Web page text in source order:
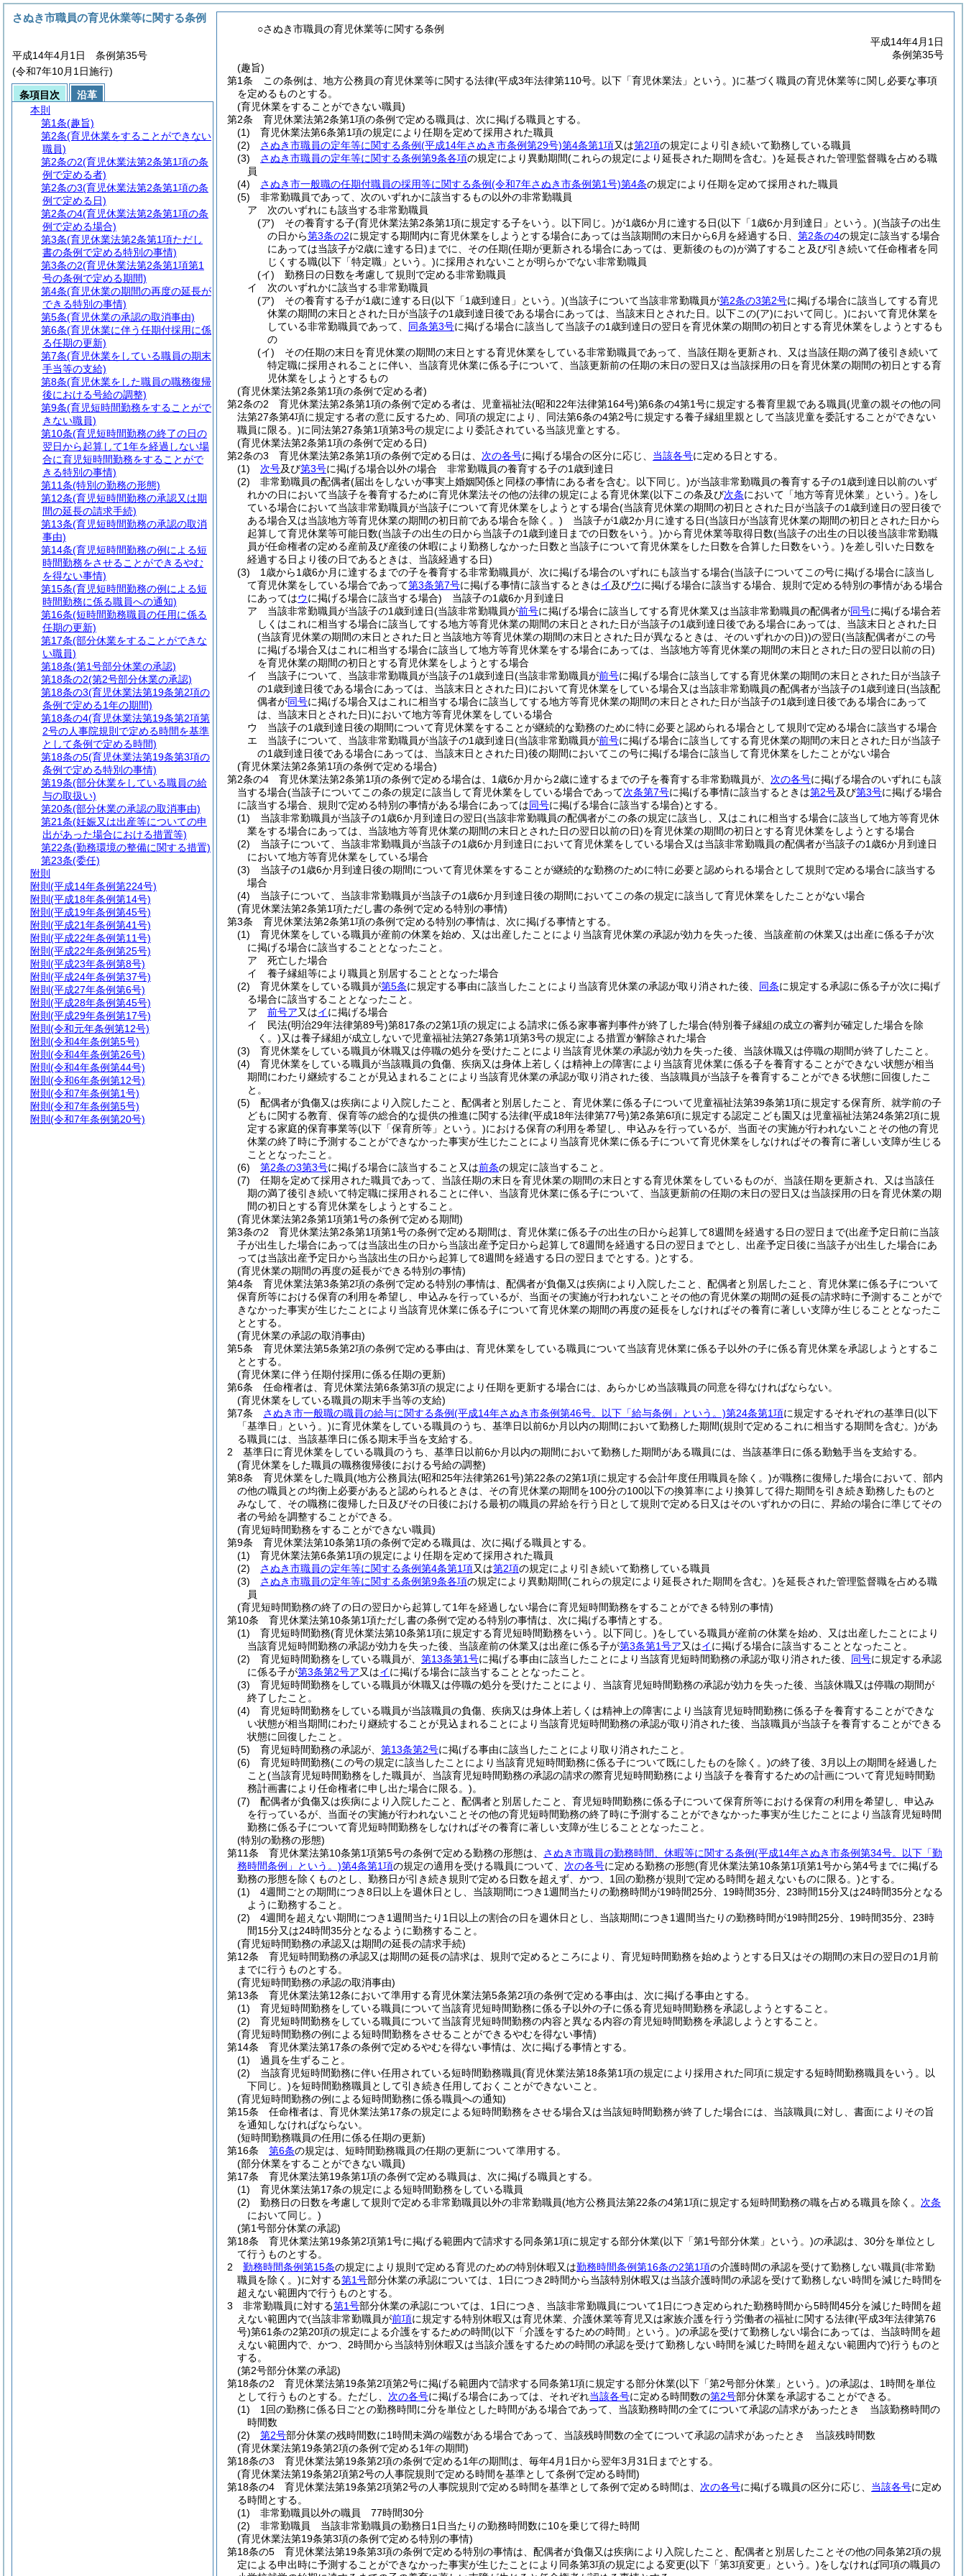
○さぬき市職員の育児休業等に関する条例
平成14年4月1日
条例第35号
(趣旨)
第1条
この条例は、地方公務員の育児休業等に関する法律(平成3年法律第110号。以下「育児休業法」という。)に基づく職員の育児休業等に関し必要な事項
を定めるものとする。
(育児休業をすることができない職員)
第2条
育児休業法第2条第1項の条例で定める職員は、次に掲げる職員とする。
(1)
育児休業法第6条第1項の規定により任期を定めて採用された職員
(2)
さぬき市職員の定年等に関する条例(平成14年さぬき市条例第29号)第4条第1項又は第2項の規定により引き続いて勤務している職員
(3)
さぬき市職員の定年等に関する条例第9条各項の規定により異動期間(これらの規定により延長された期間を含む。)を延長された管理監督職を占める職
員
(4)
さぬき市一般職の任期付職員の採用等に関する条例(令和7年さぬき市条例第1号)第4条の規定により任期を定めて採用された職員
(5)
非常勤職員であって、次のいずれかに該当するもの以外の非常勤職員
ア
次のいずれにも該当する非常勤職員
(ア)
その養育する子(育児休業法第2条第1項に規定する子をいう。以下同じ。)が1歳6か月に達する日(以下「1歳6か月到達日」という。)(当該子の出生
の日から第3条の2に規定する期間内に育児休業をしようとする場合にあっては当該期間の末日から6月を経過する日、第2条の4の規定に該当する場合
にあっては当該子が2歳に達する日) までに、その任期(任期が更新される場合にあっては、更新後のもの)が満了すること及び引き続いて任命権者を同
じくする職(以下「特定職」という。)に採用されないことが明らかでない非常勤職員
(イ)
勤務日の日数を考慮して規則で定める非常勤職員
イ
次のいずれかに該当する非常勤職員
(ア)
その養育する子が1歳に達する日(以下「1歳到達日」という。)(当該子について当該非常勤職員が第2条の3第2号に掲げる場合に該当してする育児
休業の期間の末日とされた日が当該子の1歳到達日後である場合にあっては、当該末日とされた日。以下この(ア)において同じ。)において育児休業を
している非常勤職員であって、 同条第3号に掲げる場合に該当して当該子の1歳到達日の翌日を育児休業の期間の初日とする育児休業をしようとするも
の
(イ)
その任期の末日を育児休業の期間の末日とする育児休業をしている非常勤職員であって、当該任期を更新され、又は当該任期の満了後引き続いて
特定職に採用されることに伴い、当該育児休業に係る子について、当該更新前の任期の末日の翌日又は当該採用の日を育児休業の期間の初日とする育
児休業をしようとするもの
(育児休業法第2条第1項の条例で定める者)
第2条の2
育児休業法第2条第1項の条例で定める者は、児童福祉法(昭和22年法律第164号)第6条の4第1号に規定する養育里親である職員(児童の親その他の同
法第27条第4項に規定する者の意に反するため、同項の規定により、同法第6条の4第2号に規定する養子縁組里親として当該児童を委託することができない
職員に限る。)に同法第27条第1項第3号の規定により委託されている当該児童とする。
(育児休業法第2条第1項の条例で定める日)
第2条の3
育児休業法第2条第1項の条例で定める日は、 次の各号に掲げる場合の区分に応じ、 当該各号に定める日とする。
(1)
次号及び第3号に掲げる場合以外の場合 非常勤職員の養育する子の1歳到達日
(2)
非常勤職員の配偶者(届出をしないが事実上婚姻関係と同様の事情にある者を含む。以下同じ。)が当該非常勤職員の養育する子の1歳到達日以前のいず
れかの日において当該子を養育するために育児休業法その他の法律の規定による育児休業(以下この条及び次条において「地方等育児休業」という。)をし
ている場合において当該非常勤職員が当該子について育児休業をしようとする場合(当該育児休業の期間の初日とされた日が当該子の1歳到達日の翌日後で
ある場合又は当該地方等育児休業の期間の初日前である場合を除く。) 当該子が1歳2か月に達する日(当該日が当該育児休業の期間の初日とされた日から
起算して育児休業等可能日数(当該子の出生の日から当該子の1歳到達日までの日数をいう。)から育児休業等取得日数(当該子の出生の日以後当該非常勤職
員が任命権者の定める産前及び産後の休暇により勤務しなかった日数と当該子について育児休業をした日数を合算した日数をいう。)を差し引いた日数を
経過する日より後の日であるときは、当該経過する日)
(3)
1歳から1歳6か月に達するまでの子を養育する非常勤職員が、次に掲げる場合のいずれにも該当する場合(当該子についてこの号に掲げる場合に該当し
て育児休業をしている場合であって第3条第7号に掲げる事情に該当するときはイ及びウに掲げる場合に該当する場合、規則で定める特別の事情がある場合
にあってはウに掲げる場合に該当する場合) 当該子の1歳6か月到達日
ア
当該非常勤職員が当該子の1歳到達日(当該非常勤職員が前号に掲げる場合に該当してする育児休業又は当該非常勤職員の配偶者が同号に掲げる場合若
しくはこれに相当する場合に該当してする地方等育児休業の期間の末日とされた日が当該子の1歳到達日後である場合にあっては、当該末日とされた日
(当該育児休業の期間の末日とされた日と当該地方等育児休業の期間の末日とされた日が異なるときは、そのいずれかの日))の翌日(当該配偶者がこの号
に掲げる場合又はこれに相当する場合に該当して地方等育児休業をする場合にあっては、当該地方等育児休業の期間の末日とされた日の翌日以前の日)
を育児休業の期間の初日とする育児休業をしようとする場合
イ
当該子について、当該非常勤職員が当該子の1歳到達日(当該非常勤職員が前号に掲げる場合に該当してする育児休業の期間の末日とされた日が当該子
の1歳到達日後である場合にあっては、当該末日とされた日)において育児休業をしている場合又は当該非常勤職員の配偶者が当該子の1歳到達日(当該配
偶者が同号に掲げる場合又はこれに相当する場合に該当してする地方等育児休業の期間の末日とされた日が当該子の1歳到達日後である場合にあって
は、当該末日とされた日)において地方等育児休業をしている場合
ウ
当該子の1歳到達日後の期間について育児休業をすることが継続的な勤務のために特に必要と認められる場合として規則で定める場合に該当する場合
エ
当該子について、当該非常勤職員が当該子の1歳到達日(当該非常勤職員が前号に掲げる場合に該当してする育児休業の期間の末日とされた日が当該子
の1歳到達日後である場合にあっては、当該末日とされた日)後の期間においてこの号に掲げる場合に該当して育児休業をしたことがない場合
(育児休業法第2条第1項の条例で定める場合)
第2条の4
育児休業法第2条第1項の条例で定める場合は、1歳6か月から2歳に達するまでの子を養育する非常勤職員が、 次の各号に掲げる場合のいずれにも該
当する場合(当該子についてこの条の規定に該当して育児休業をしている場合であって次条第7号に掲げる事情に該当するときは第2号及び第3号に掲げる場合
に該当する場合、規則で定める特別の事情がある場合にあっては同号に掲げる場合に該当する場合)とする。
(1)
当該非常勤職員が当該子の1歳6か月到達日の翌日(当該非常勤職員の配偶者がこの条の規定に該当し、又はこれに相当する場合に該当して地方等育児休
業をする場合にあっては、当該地方等育児休業の期間の末日とされた日の翌日以前の日)を育児休業の期間の初日とする育児休業をしようとする場合
(2)
当該子について、当該非常勤職員が当該子の1歳6か月到達日において育児休業をしている場合又は当該非常勤職員の配偶者が当該子の1歳6か月到達日
において地方等育児休業をしている場合
(3)
当該子の1歳6か月到達日後の期間について育児休業をすることが継続的な勤務のために特に必要と認められる場合として規則で定める場合に該当する
場合
(4)
当該子について、当該非常勤職員が当該子の1歳6か月到達日後の期間においてこの条の規定に該当して育児休業をしたことがない場合
(育児休業法第2条第1項ただし書の条例で定める特別の事情)
第3条
育児休業法第2条第1項の条例で定める特別の事情は、次に掲げる事情とする。
(1)
育児休業をしている職員が産前の休業を始め、又は出産したことにより当該育児休業の承認が効力を失った後、当該産前の休業又は出産に係る子が次
に掲げる場合に該当することとなったこと。
ア
死亡した場合
イ
養子縁組等により職員と別居することとなった場合
(2)
育児休業をしている職員が第5条に規定する事由に該当したことにより当該育児休業の承認が取り消された後、 同条に規定する承認に係る子が次に掲げ
る場合に該当することとなったこと。
ア
前号ア又はイに掲げる場合
イ
民法(明治29年法律第89号)第817条の2第1項の規定による請求に係る家事審判事件が終了した場合(特別養子縁組の成立の審判が確定した場合を除
く。)又は養子縁組が成立しないで児童福祉法第27条第1項第3号の規定による措置が解除された場合
(3)
育児休業をしている職員が休職又は停職の処分を受けたことにより当該育児休業の承認が効力を失った後、当該休職又は停職の期間が終了したこと。
(4)
育児休業をしている職員が当該職員の負傷、疾病又は身体上若しくは精神上の障害により当該育児休業に係る子を養育することができない状態が相当
期間にわたり継続することが見込まれることにより当該育児休業の承認が取り消された後、当該職員が当該子を養育することができる状態に回復したこ
と。
(5)
配偶者が負傷又は疾病により入院したこと、配偶者と別居したこと、育児休業に係る子について児童福祉法第39条第1項に規定する保育所、就学前の子
どもに関する教育、保育等の総合的な提供の推進に関する法律(平成18年法律第77号)第2条第6項に規定する認定こども園又は児童福祉法第24条第2項に規
定する家庭的保育事業等(以下「保育所等」という。)における保育の利用を希望し、申込みを行っているが、当面その実施が行われないことその他の育児
休業の終了時に予測することができなかった事実が生じたことにより当該育児休業に係る子について育児休業をしなければその養育に著しい支障が生じる
こととなったこと。
(6)
第2条の3第3号に掲げる場合に該当すること又は前条の規定に該当すること。
(7)
任期を定めて採用された職員であって、当該任期の末日を育児休業の期間の末日とする育児休業をしているものが、当該任期を更新され、又は当該任
期の満了後引き続いて特定職に採用されることに伴い、当該育児休業に係る子について、当該更新前の任期の末日の翌日又は当該採用の日を育児休業の期
間の初日とする育児休業をしようとすること。
(育児休業法第2条第1項第1号の条例で定める期間)
第3条の2
育児休業法第2条第1項第1号の条例で定める期間は、育児休業に係る子の出生の日から起算して8週間を経過する日の翌日まで(出産予定日前に当該
子が出生した場合にあっては当該出生の日から当該出産予定日から起算して8週間を経過する日の翌日までとし、出産予定日後に当該子が出生した場合にあ
っては当該出産予定日から当該出生の日から起算して8週間を経過する日の翌日までとする。)とする。
(育児休業の期間の再度の延長ができる特別の事情)
第4条
育児休業法第3条第2項の条例で定める特別の事情は、配偶者が負傷又は疾病により入院したこと、配偶者と別居したこと、育児休業に係る子について
保育所等における保育の利用を希望し、申込みを行っているが、当面その実施が行われないことその他の育児休業の期間の延長の請求時に予測することがで
きなかった事実が生じたことにより当該育児休業に係る子について育児休業の期間の再度の延長をしなければその養育に著しい支障が生じることとなったこ
ととする。
(育児休業の承認の取消事由)
第5条
育児休業法第5条第2項の条例で定める事由は、育児休業をしている職員について当該育児休業に係る子以外の子に係る育児休業を承認しようとするこ
ととする。
(育児休業に伴う任期付採用に係る任期の更新)
第6条
任命権者は、育児休業法第6条第3項の規定により任期を更新する場合には、あらかじめ当該職員の同意を得なければならない。
(育児休業をしている職員の期末手当等の支給)
第7条
さぬき市一般職の職員の給与に関する条例(平成14年さぬき市条例第46号。以下「給与条例」という。)第24条第1項に規定するそれぞれの基準日(以下
「基準日」という。)に育児休業をしている職員のうち、基準日以前6か月以内の期間において勤務した期間(規則で定めるこれに相当する期間を含む。)があ
る職員には、当該基準日に係る期末手当を支給する。
2
基準日に育児休業をしている職員のうち、基準日以前6か月以内の期間において勤務した期間がある職員には、当該基準日に係る勤勉手当を支給する。
(育児休業をした職員の職務復帰後における号給の調整)
第8条
育児休業をした職員(地方公務員法(昭和25年法律第261号)第22条の2第1項に規定する会計年度任用職員を除く。)が職務に復帰した場合において、部内
の他の職員との均衡上必要があると認められるときは、その育児休業の期間を100分の100以下の換算率により換算して得た期間を引き続き勤務したものと
みなして、その職務に復帰した日及びその日後における最初の職員の昇給を行う日として規則で定める日又はそのいずれかの日に、昇給の場合に準じてその
者の号給を調整することができる。
(育児短時間勤務をすることができない職員)
第9条
育児休業法第10条第1項の条例で定める職員は、次に掲げる職員とする。
(1)
育児休業法第6条第1項の規定により任期を定めて採用された職員
(2)
さぬき市職員の定年等に関する条例第4条第1項又は第2項の規定により引き続いて勤務している職員
(3)
さぬき市職員の定年等に関する条例第9条各項の規定により異動期間(これらの規定により延長された期間を含む。)を延長された管理監督職を占める職
員
(育児短時間勤務の終了の日の翌日から起算して1年を経過しない場合に育児短時間勤務をすることができる特別の事情)
第10条
育児休業法第10条第1項ただし書の条例で定める特別の事情は、次に掲げる事情とする。
(1)
育児短時間勤務(育児休業法第10条第1項に規定する育児短時間勤務をいう。以下同じ。)をしている職員が産前の休業を始め、又は出産したことにより
当該育児短時間勤務の承認が効力を失った後、当該産前の休業又は出産に係る子が第3条第1号ア又はイに掲げる場合に該当することとなったこと。
(2)
育児短時間勤務をしている職員が、 第13条第1号に掲げる事由に該当したことにより当該育児短時間勤務の承認が取り消された後、 同号に規定する承認
に係る子が第3条第2号ア又はイに掲げる場合に該当することとなったこと。
(3)
育児短時間勤務をしている職員が休職又は停職の処分を受けたことにより、当該育児短時間勤務の承認が効力を失った後、当該休職又は停職の期間が
終了したこと。
(4)
育児短時間勤務をしている職員が当該職員の負傷、疾病又は身体上若しくは精神上の障害により当該育児短時間勤務に係る子を養育することができな
い状態が相当期間にわたり継続することが見込まれることにより当該育児短時間勤務の承認が取り消された後、当該職員が当該子を養育することができる
状態に回復したこと。
(5)
育児短時間勤務の承認が、 第13条第2号に掲げる事由に該当したことにより取り消されたこと。
(6)
育児短時間勤務(この号の規定に該当したことにより当該育児短時間勤務に係る子について既にしたものを除く。)の終了後、3月以上の期間を経過した
こと(当該育児短時間勤務をした職員が、当該育児短時間勤務の承認の請求の際育児短時間勤務により当該子を養育するための計画について育児短時間勤
務計画書により任命権者に申し出た場合に限る。)。
(7)
配偶者が負傷又は疾病により入院したこと、配偶者と別居したこと、育児短時間勤務に係る子について保育所等における保育の利用を希望し、申込み
を行っているが、当面その実施が行われないことその他の育児短時間勤務の終了時に予測することができなかった事実が生じたことにより当該育児短時間
勤務に係る子について育児短時間勤務をしなければその養育に著しい支障が生じることとなったこと。
(特別の勤務の形態)
第11条
育児休業法第10条第1項第5号の条例で定める勤務の形態は、 さぬき市職員の勤務時間、休暇等に関する条例(平成14年さぬき市条例第34号。以下「勤
務時間条例」という。)第4条第1項の規定の適用を受ける職員について、 次の各号に定める勤務の形態(育児休業法第10条第1項第1号から第4号までに掲げる
勤務の形態を除くものとし、勤務日が引き続き規則で定める日数を超えず、かつ、1回の勤務が規則で定める時間を超えないものに限る。)とする。
(1)
4週間ごとの期間につき8日以上を週休日とし、当該期間につき1週間当たりの勤務時間が19時間25分、19時間35分、23時間15分又は24時間35分となる
ように勤務すること。
(2)
4週間を超えない期間につき1週間当たり1日以上の割合の日を週休日とし、当該期間につき1週間当たりの勤務時間が19時間25分、19時間35分、23時
間15分又は24時間35分となるように勤務すること。
(育児短時間勤務の承認又は期間の延長の請求手続)
第12条
育児短時間勤務の承認又は期間の延長の請求は、規則で定めるところにより、育児短時間勤務を始めようとする日又はその期間の末日の翌日の1月前
までに行うものとする。
(育児短時間勤務の承認の取消事由)
第13条
育児休業法第12条において準用する育児休業法第5条第2項の条例で定める事由は、次に掲げる事由とする。
(1)
育児短時間勤務をしている職員について当該育児短時間勤務に係る子以外の子に係る育児短時間勤務を承認しようとすること。
(2)
育児短時間勤務をしている職員について当該育児短時間勤務の内容と異なる内容の育児短時間勤務を承認しようとすること。
(育児短時間勤務の例による短時間勤務をさせることができるやむを得ない事情)
第14条
育児休業法第17条の条例で定めるやむを得ない事情は、次に掲げる事情とする。
(1)
過員を生ずること。
(2)
当該育児短時間勤務に伴い任用されている短時間勤務職員(育児休業法第18条第1項の規定により採用された同項に規定する短時間勤務職員をいう。以
下同じ。)を短時間勤務職員として引き続き任用しておくことができないこと。
(育児短時間勤務の例による短時間勤務に係る職員への通知)
第15条
任命権者は、育児休業法第17条の規定による短時間勤務をさせる場合又は当該短時間勤務が終了した場合には、当該職員に対し、書面によりその旨
を通知しなければならない。
(短時間勤務職員の任用に係る任期の更新)
第16条
第6条の規定は、短時間勤務職員の任期の更新について準用する。
(部分休業をすることができない職員)
第17条
育児休業法第19条第1項の条例で定める職員は、次に掲げる職員とする。
(1)
育児休業法第17条の規定による短時間勤務をしている職員
(2)
勤務日の日数を考慮して規則で定める非常勤職員以外の非常勤職員(地方公務員法第22条の4第1項に規定する短時間勤務の職を占める職員を除く。 次条
において同じ。)
(第1号部分休業の承認)
第18条
育児休業法第19条第2項第1号に掲げる範囲内で請求する同条第1項に規定する部分休業(以下「第1号部分休業」という。)の承認は、30分を単位とし
て行うものとする。
2
勤務時間条例第15条の規定により規則で定める育児のための特別休暇又は勤務時間条例第16条の2第1項の介護時間の承認を受けて勤務しない職員(非常勤
職員を除く。)に対する第1号部分休業の承認については、1日につき2時間から当該特別休暇又は当該介護時間の承認を受けて勤務しない時間を減じた時間を
超えない範囲内で行うものとする。
3
非常勤職員に対する第1号部分休業の承認については、1日につき、当該非常勤職員について1日につき定められた勤務時間から5時間45分を減じた時間を超
えない範囲内で(当該非常勤職員が前項に規定する特別休暇又は育児休業、介護休業等育児又は家族介護を行う労働者の福祉に関する法律(平成3年法律第76
号)第61条の2第20項の規定による介護をするための時間(以下「介護をするための時間」という。)の承認を受けて勤務しない場合にあっては、当該時間を超
えない範囲内で、かつ、2時間から当該特別休暇又は当該介護をするための時間の承認を受けて勤務しない時間を減じた時間を超えない範囲内で)行うものと
する。
(第2号部分休業の承認)
第18条の2
育児休業法第19条第2項第2号に掲げる範囲内で請求する同条第1項に規定する部分休業(以下「第2号部分休業」という。)の承認は、1時間を単位
として行うものとする。 ただし、 次の各号に掲げる場合にあっては、それぞれ当該各号に定める時間数の第2号部分休業を承認することができる。
(1)
1回の勤務に係る日ごとの勤務時間に分を単位とした時間がある場合であって、当該勤務時間の全てについて承認の請求があったとき 当該勤務時間の
時間数
(2)
第2号部分休業の残時間数に1時間未満の端数がある場合であって、当該残時間数の全てについて承認の請求があったとき 当該残時間数
(育児休業法第19条第2項の条例で定める1年の期間)
第18条の3
育児休業法第19条第2項の条例で定める1年の期間は、毎年4月1日から翌年3月31日までとする。
(育児休業法第19条第2項第2号の人事院規則で定める時間を基準として条例で定める時間)
第18条の4
育児休業法第19条第2項第2号の人事院規則で定める時間を基準として条例で定める時間は、 次の各号に掲げる職員の区分に応じ、 当該各号に定め
る時間とする。
(1)
非常勤職員以外の職員 77時間30分
(2)
非常勤職員 当該非常勤職員の勤務日1日当たりの勤務時間数に10を乗じて得た時間
(育児休業法第19条第3項の条例で定める特別の事情)
第18条の5
育児休業法第19条第3項の条例で定める特別の事情は、配偶者が負傷又は疾病により入院したこと、配偶者と別居したことその他の同条第2項の規
定による申出時に予測することができなかった事実が生じたことにより同条第3項の規定による変更(以下「第3項変更」という。)をしなければ同項の職員の
さぬき市職員の育児休業等に関する条例
平成14年4月1日 条例第35号
(令和7年10月1日施行)
条項目次
沿革
本則
第1条(趣旨)
第2条(育児休業をすることができない
職員)
第2条の2(育児休業法第2条第1項の条
例で定める者)
第2条の3(育児休業法第2条第1項の条
例で定める日)
第2条の4(育児休業法第2条第1項の条
例で定める場合)
第3条(育児休業法第2条第1項ただし
書の条例で定める特別の事情)
第3条の2(育児休業法第2条第1項第1
号の条例で定める期間)
第4条(育児休業の期間の再度の延長が
できる特別の事情)
第5条(育児休業の承認の取消事由)
第6条(育児休業に伴う任期付採用に係
る任期の更新)
第7条(育児休業をしている職員の期末
手当等の支給)
第8条(育児休業をした職員の職務復帰
後における号給の調整)
第9条(育児短時間勤務をすることがで
きない職員)
第10条(育児短時間勤務の終了の日の
翌日から起算して1年を経過しない場
合に育児短時間勤務をすることがで
きる特別の事情)
第11条(特別の勤務の形態)
第12条(育児短時間勤務の承認又は期
間の延長の請求手続)
第13条(育児短時間勤務の承認の取消
事由)
第14条(育児短時間勤務の例による短
時間勤務をさせることができるやむ
を得ない事情)
第15条(育児短時間勤務の例による短
時間勤務に係る職員への通知)
第16条(短時間勤務職員の任用に係る
任期の更新)
第17条(部分休業をすることができな
い職員)
第18条(第1号部分休業の承認)
第18条の2(第2号部分休業の承認)
第18条の3(育児休業法第19条第2項の
条例で定める1年の期間)
第18条の4(育児休業法第19条第2項第
2号の人事院規則で定める時間を基準
として条例で定める時間)
第18条の5(育児休業法第19条第3項の
条例で定める特別の事情)
第19条(部分休業をしている職員の給
与の取扱い)
第20条(部分休業の承認の取消事由)
第21条(妊娠又は出産等についての申
出があった場合における措置等)
第22条(勤務環境の整備に関する措置)
第23条(委任)
附則
附則 (平成14年条例第224号)
附則 (平成18年条例第14号)
附則 (平成19年条例第45号)
附則 (平成21年条例第41号)
附則 (平成22年条例第11号)
附則 (平成22年条例第25号)
附則 (平成23年条例第8号)
附則 (平成24年条例第37号)
附則 (平成27年条例第6号)
附則 (平成28年条例第45号)
附則 (平成29年条例第17号)
附則 (令和元年条例第12号)
附則 (令和4年条例第5号)
附則 (令和4年条例第26号)
附則 (令和4年条例第44号)
附則 (令和6年条例第12号)
附則 (令和7年条例第1号)
附則 (令和7年条例第5号)
附則 (令和7年条例第20号)